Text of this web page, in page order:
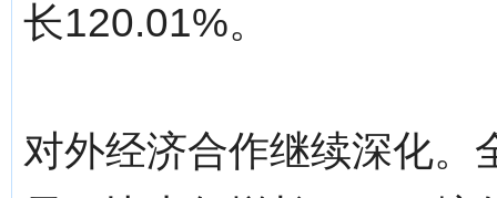
长120.01%。
对外经济合作继续深化。